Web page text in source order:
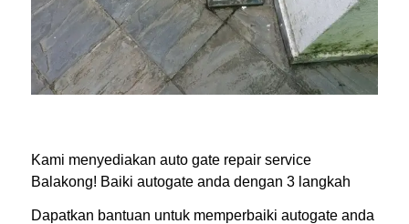
Kami menyediakan auto gate repair service
Balakong! Baiki autogate anda dengan 3 langkah
Dapatkan bantuan untuk memperbaiki autogate anda